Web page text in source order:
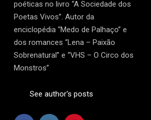
poéticas no livro “A Sociedade dos
Poetas Vivos”. Autor da
enciclopédia “Medo de Palhaço” e
dos romances “Lena – Paixão
Sobrenatural” e “VHS – O Circo dos
Monstros”
See author's posts